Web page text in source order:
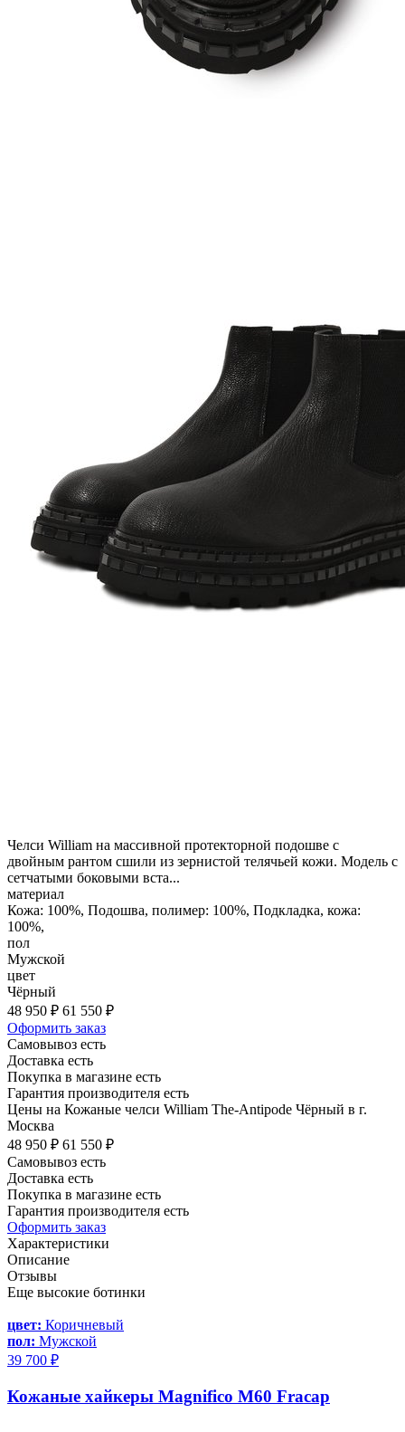
Челси William на массивной протекторной подошве с
двойным рантом сшили из зернистой телячьей кожи. Модель с
сетчатыми боковыми вста...
материал
Кожа: 100%, Подошва, полимер: 100%, Подкладка, кожа:
100%,
пол
Мужской
цвет
Чёрный
48 950 ₽ 61 550 ₽
Оформить заказ
Самовывоз есть
Доставка есть
Покупка в магазине есть
Гарантия производителя есть
Цены на Кожаные челси William The-Antipode Чёрный в г.
Москва
48 950 ₽ 61 550 ₽
Самовывоз есть
Доставка есть
Покупка в магазине есть
Гарантия производителя есть
Оформить заказ
Характеристики
Описание
Отзывы
Еще высокие ботинки
цвет: Коричневый
пол: Мужской
39 700 ₽
Кожаные хайкеры Magnifico M60 Fracap